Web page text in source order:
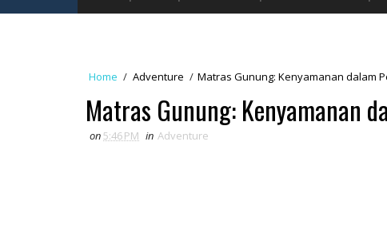
Home / Adventure / Matras Gunung: Kenyamanan dalam
Matras Gunung: Kenyamanan
on 5:46 PM in Adventure